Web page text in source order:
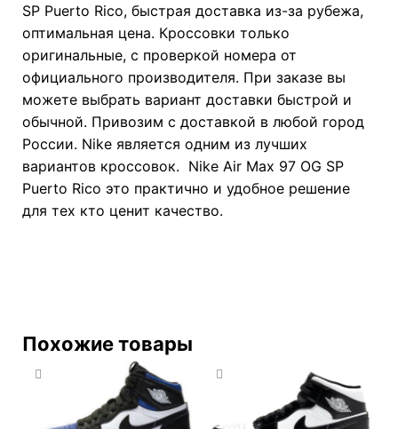
SP Puerto Rico, быстрая доставка из-за рубежа,
оптимальная цена. Кроссовки только
оригинальные, с проверкой номера от
официального производителя. При заказе вы
можете выбрать вариант доставки быстрой и
обычной. Привозим с доставкой в любой город
России. Nike является одним из лучших
вариантов кроссовок. Nike Air Max 97 OG SP
Puerto Rico это практично и удобное решение
для тех кто ценит качество.
Похожие товары